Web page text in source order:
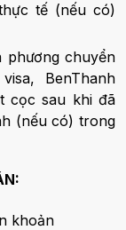
tế (nếu có)
chuyển
BenThanh
cọc sau khi đã
(nếu có) trong
khoản